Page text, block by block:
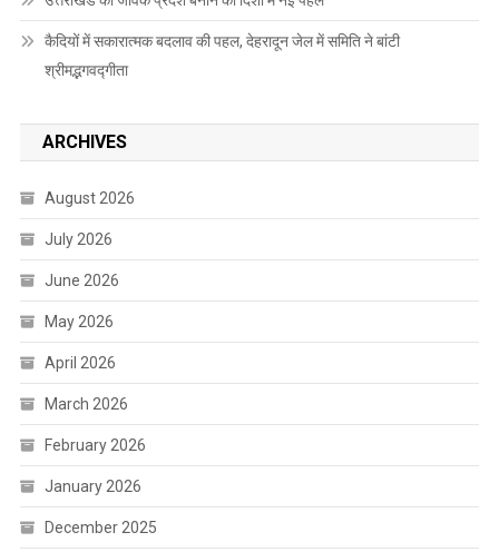
कैदियों में सकारात्मक बदलाव की पहल, देहरादून जेल में समिति ने बांटी
श्रीमद्भगवद्गीता
ARCHIVES
August 2026
July 2026
June 2026
May 2026
April 2026
March 2026
February 2026
January 2026
December 2025